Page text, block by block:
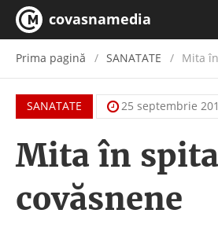
covasnamedia
Prima pagină SANATATE Mita
SANATATE 25 septembrie
Mita în
covăsnene